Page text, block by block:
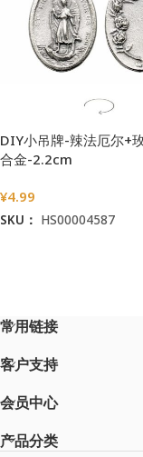
DIY小吊牌-辣法厄尔+
合金-2.2cm
¥4.99
SKU： HS00004587
常用链接
客户支持
会员中心
产品分类